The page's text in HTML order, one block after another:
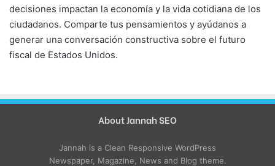
decisiones impactan la economía y la vida cotidiana de los
ciudadanos. Comparte tus pensamientos y ayúdanos a
generar una conversación constructiva sobre el futuro
fiscal de Estados Unidos.
About Jannah SEO
Jannah is a Clean Responsive WordPress
Newspaper, Magazine, News and Blog theme.